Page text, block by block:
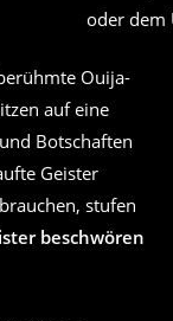
oder dem
Ouija-
auf eine
Botschaften
Geister
stufen
beschwören